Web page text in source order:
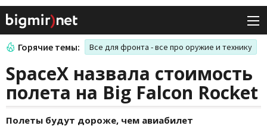
Горячие темы: Все для фронта - все про оружие и технику
SpaceX назвала стоимость
полета на Big Falcon Rocket
Полеты будут дороже, чем авиабилет